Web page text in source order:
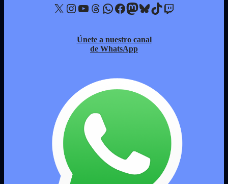
X Instagram YouTube Threads WhatsApp Facebook Mastodon Bluesky TikTok Twitch
Únete a nuestro canal
de WhatsApp